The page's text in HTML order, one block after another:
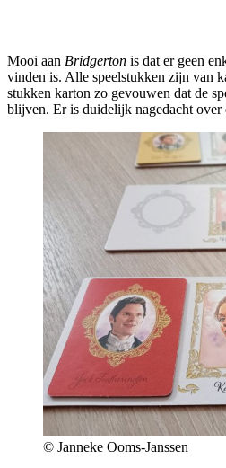
Mooi aan Bridgerton is dat er geen
vinden is. Alle speelstukken zijn van
stukken karton zo gevouwen dat de
blijven. Er is duidelijk nagedacht over
© Janneke Ooms-Janssen